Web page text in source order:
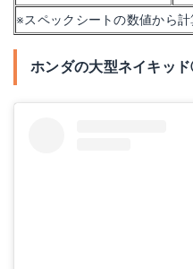
※スペックシートの数値から
ホンダの大型ネイキッ